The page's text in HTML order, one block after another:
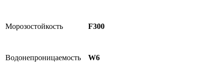
Морозостойкость F300
Водонепроницаемость W6